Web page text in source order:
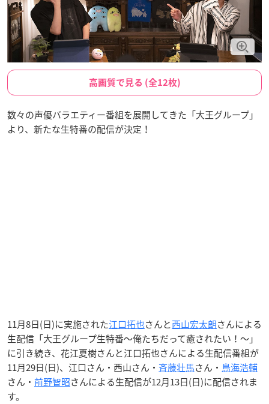
高画質で見る (全12枚)
数々の声優バラエティー番組を展開してきた「大王グループ」
より、新たな生特番の配信が決定！
11月8日(日)に実施された江口拓也さんと西山宏太朗さんによる
生配信「大王グループ生特番〜俺たちだって癒されたい！〜」
に引き続き、花江夏樹さんと江口拓也さんによる生配信番組が
11月29日(日)、江口さん・西山さん・ 斉藤壮馬さん・ 鳥海浩輔
さん・ 前野智昭さんによる生配信が12月13日(日)に配信されま
す。